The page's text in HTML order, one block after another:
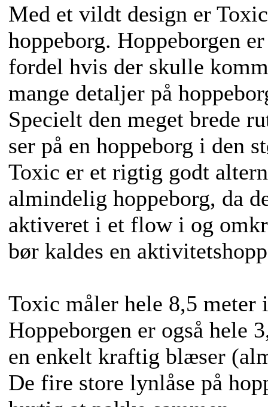
Med et vildt design er
hoppeborg. Hoppeborgen
fordel hvis der skulle
mange detaljer på
Specielt den meget brede
ser på en hoppeborg i den
Toxic er et rigtig godt
almindelig hoppeborg, da
aktiveret i et flow i og
bør kaldes en
Toxic måler hele 8,5
Hoppeborgen er også hele
en enkelt kraftig blæser
De fire store lynlåse på